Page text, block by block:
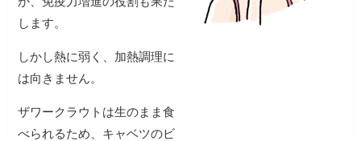
します。
しかし熱に弱く、加熱調理に
は向きません。
ザワークラウトは生のまま食
べられるため、キャベツのビ